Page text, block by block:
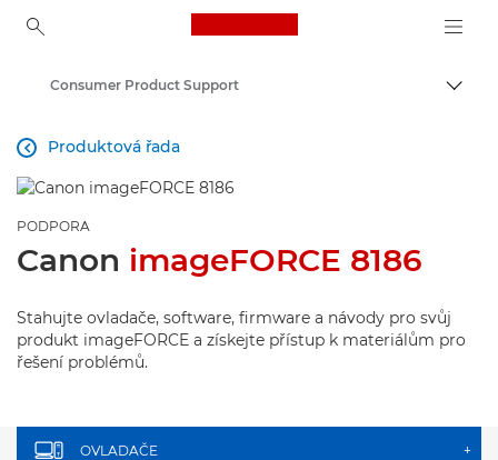
Canon Logo, back to
Consumer Product Support
Produktová řada

PODPORA
Canon imageFORCE 8186
Stahujte ovladače, software, firmware a návody pro svůj
produkt imageFORCE a získejte přístup k materiálům pro
řešení problémů.
OVLADAČE +